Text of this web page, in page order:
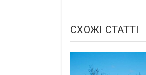
СХОЖІ СТАТТІ